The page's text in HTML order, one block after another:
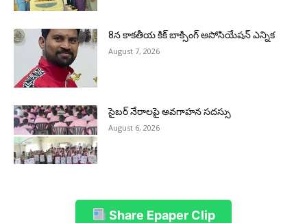
8న కాకతీయ కిక్ బాక్సింగ్ అసోసియేషన్ ఎన్నిక
August 7, 2026
సైబర్ నేరాలపై అవగాహన సదస్సు
August 6, 2026
Share Epaper Clip